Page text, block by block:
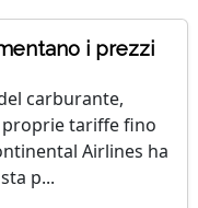
i prezzi
carburante,
tariffe fino
Airlines ha
p...